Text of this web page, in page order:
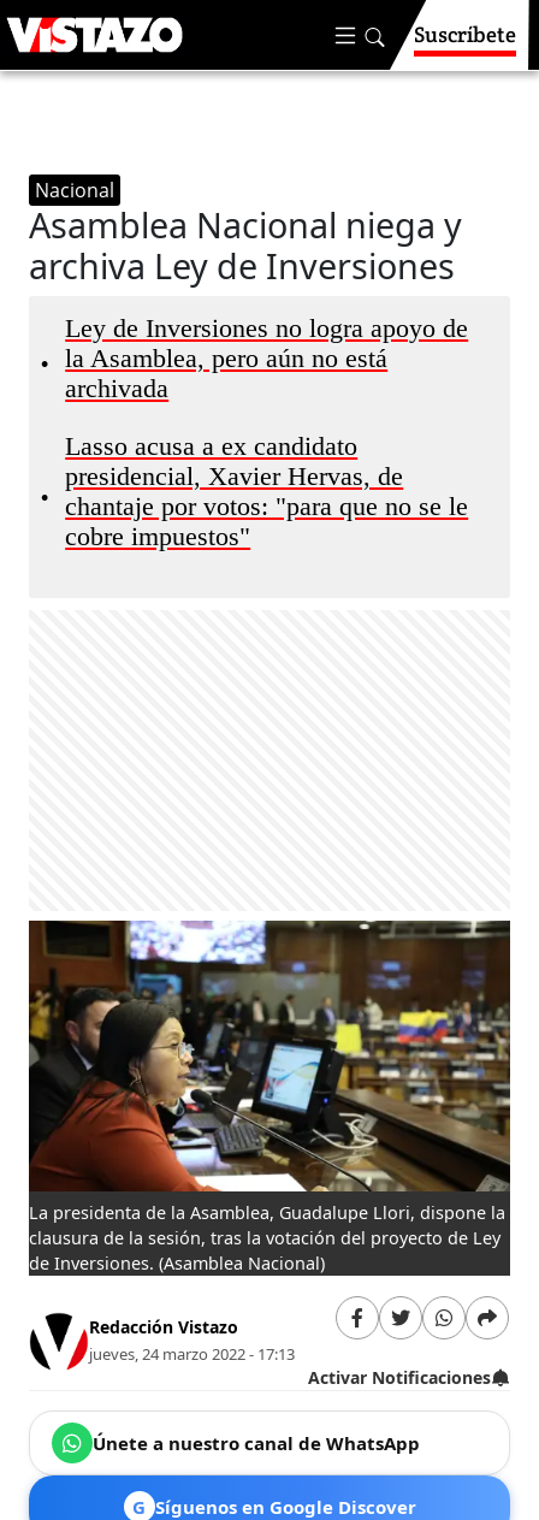
Suscríbete
Nacional
Asamblea Nacional niega y
archiva Ley de Inversiones
•
Ley de Inversiones no logra apoyo de
la Asamblea, pero aún no está
archivada
•
Lasso acusa a ex candidato
presidencial, Xavier Hervas, de
chantaje por votos: "para que no se le
cobre impuestos"
La presidenta de la Asamblea, Guadalupe Llori, dispone la
clausura de la sesión, tras la votación del proyecto de Ley
de Inversiones.(Asamblea Nacional)
Redacción Vistazo
jueves, 24 marzo 2022 - 17:13
Activar Notificaciones
Únete a nuestro canal de WhatsApp
G Síguenos en Google Discover